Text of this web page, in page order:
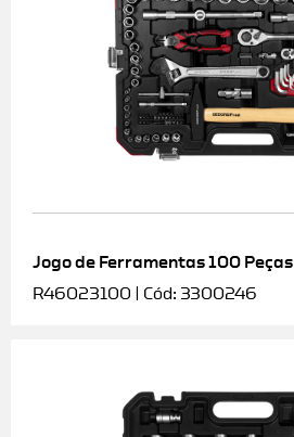
Jogo de Ferramentas 100 Peças
R46023100 | Cód: 3300246